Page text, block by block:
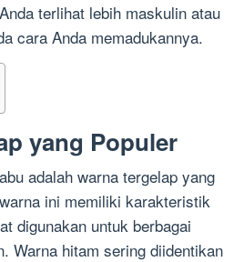
terlihat lebih maskulin atau
cara Anda memadukannya.
yang Populer
adalah warna tergelap yang
ini memiliki karakteristik
digunakan untuk berbagai
Warna hitam sering diidentikan